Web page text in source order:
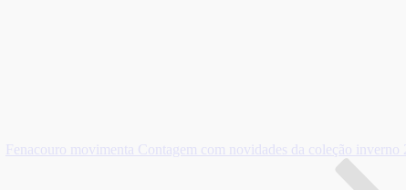
Fenacouro movimenta Contagem com novidades da coleção inverno